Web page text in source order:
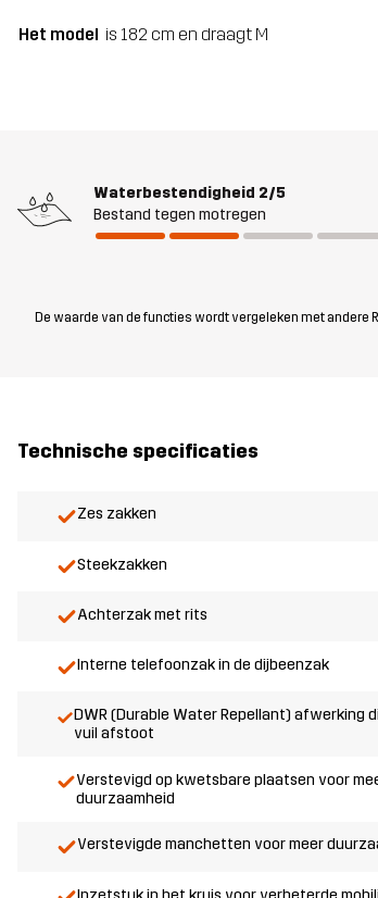
Het model is 182 cm en draagt M
Waterbestendigheid 2/5
Bestand tegen motregen
De waarde van de functies wordt vergeleken met andere
Technische specificaties
Zes zakken
Steekzakken
Achterzak met rits
Interne telefoonzak in de dijbeenzak
DWR (Durable Water Repellant) afwerking
vuil afstoot
Verstevigd op kwetsbare plaatsen voor
duurzaamheid
Verstevigde manchetten voor meer